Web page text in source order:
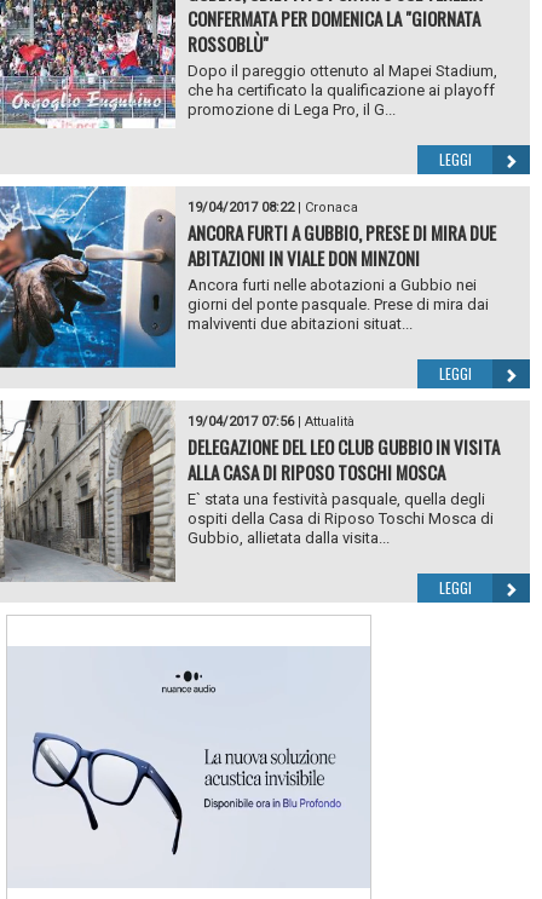
CONFERMATA PER DOMENICA LA "GIORNATA
ROSSOBLÙ"
Dopo il pareggio ottenuto al Mapei Stadium,
che ha certificato la qualificazione ai playoff
promozione di Lega Pro, il G...
LEGGI
19/04/2017 08:22| Cronaca
ANCORA FURTI A GUBBIO, PRESE DI MIRA DUE
ABITAZIONI IN VIALE DON MINZONI
Ancora furti nelle abotazioni a Gubbio nei
giorni del ponte pasquale. Prese di mira dai
malviventi due abitazioni situat...
LEGGI
19/04/2017 07:56| Attualità
DELEGAZIONE DEL LEO CLUB GUBBIO IN VISITA
ALLA CASA DI RIPOSO TOSCHI MOSCA
E` stata una festività pasquale, quella degli
ospiti della Casa di Riposo Toschi Mosca di
Gubbio, allietata dalla visita...
LEGGI